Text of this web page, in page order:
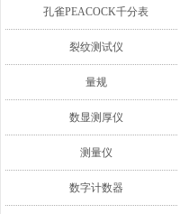
孔雀PEACOCK千分表
裂纹测试仪
量规
数显测厚仪
测量仪
数字计数器